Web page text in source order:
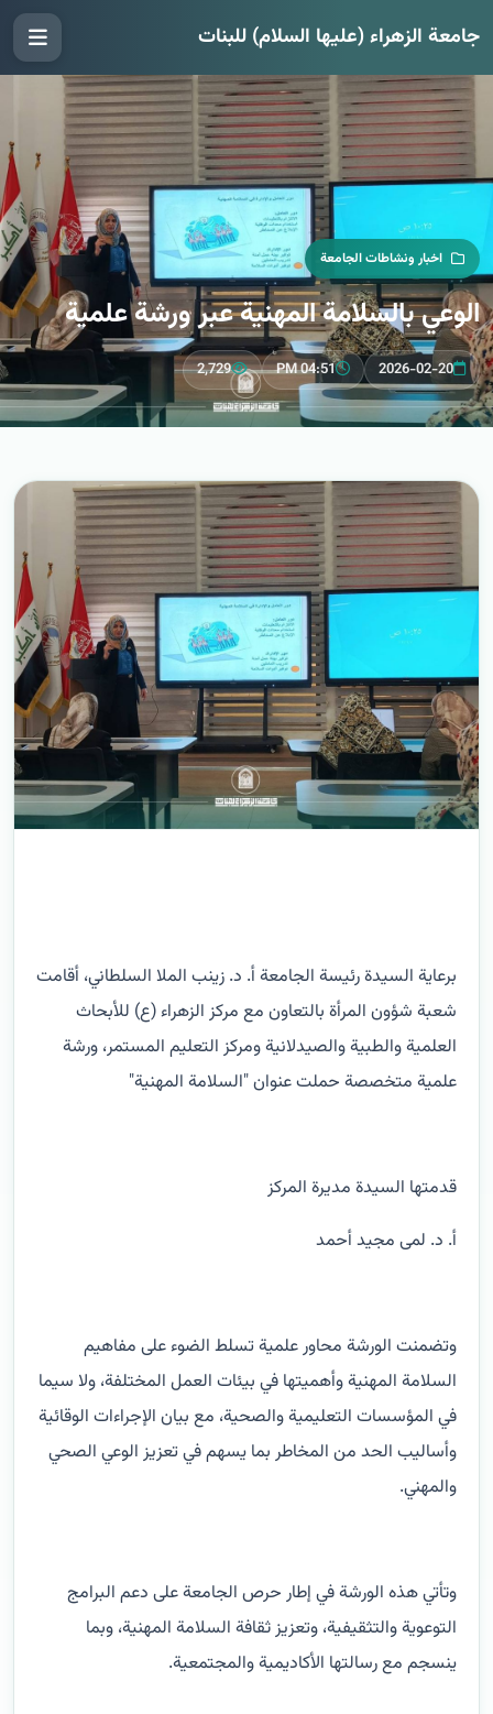
جامعة الزهراء (عليها السلام) للبنات
اخبار ونشاطات الجامعة
الوعي بالسلامة المهنية عبر ورشة علمية
2026-02-20
04:51 PM
2,729
برعاية السيدة رئيسة الجامعة أ. د. زينب الملا السلطاني، أقامت
شعبة شؤون المرأة بالتعاون مع مركز الزهراء (ع) للأبحاث
العلمية والطبية والصيدلانية ومركز التعليم المستمر، ورشة
علمية متخصصة حملت عنوان "السلامة المهنية"
قدمتها السيدة مديرة المركز
أ. د. لمى مجيد أحمد
وتضمنت الورشة محاور علمية تسلط الضوء على مفاهيم
السلامة المهنية وأهميتها في بيئات العمل المختلفة، ولا سيما
في المؤسسات التعليمية والصحية، مع بيان الإجراءات الوقائية
وأساليب الحد من المخاطر بما يسهم في تعزيز الوعي الصحي
والمهني.
وتأتي هذه الورشة في إطار حرص الجامعة على دعم البرامج
التوعوية والتثقيفية، وتعزيز ثقافة السلامة المهنية، وبما
ينسجم مع رسالتها الأكاديمية والمجتمعية.